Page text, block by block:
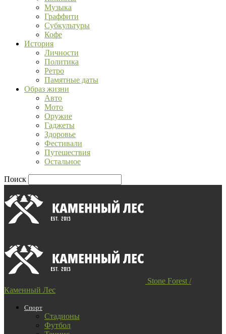
Музыка
Граффити
Субкультуры
Кофе
История
Личности
Политика
Ретро
Памятные даты
Образ жизни
Авто
Мото
Оружие
Гаджеты
Здоровье
Фестивали
Путешествия
Остальное
Поиск
Stone Forest /
Каменный Лес
Спорт
Стадионы
Футбол